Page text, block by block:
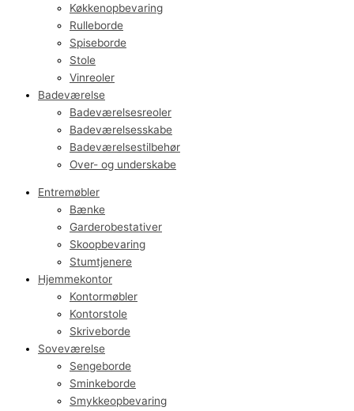
Køkkenopbevaring
Rulleborde
Spiseborde
Stole
Vinreoler
Badeværelse
Badeværelsesreoler
Badeværelsesskabe
Badeværelsestilbehør
Over- og underskabe
Entremøbler
Bænke
Garderobestativer
Skoopbevaring
Stumtjenere
Hjemmekontor
Kontormøbler
Kontorstole
Skriveborde
Soveværelse
Sengeborde
Sminkeborde
Smykkeopbevaring